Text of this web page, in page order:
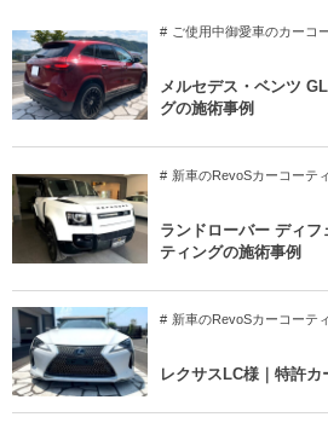
ご使用中御愛車のカーコ
メルセデス・ベンツ
グの施術事例
新車のRevoSカーコーテ
ランドローバー ディ
ティングの施術事例
新車のRevoSカーコーテ
レクサスLC様｜特許